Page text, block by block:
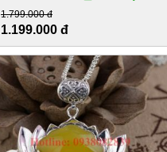
1.799.000 đ
1.199.000 đ